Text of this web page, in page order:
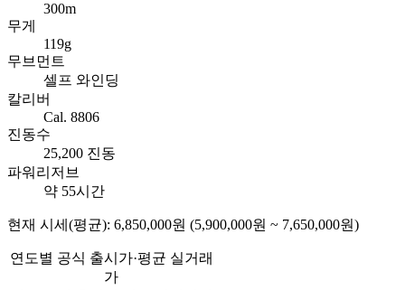
300m
무게
119g
무브먼트
셀프 와인딩
칼리버
Cal. 8806
진동수
25,200 진동
파워리저브
약 55시간
현재 시세(평균): 6,850,000원 (5,900,000원 ~ 7,650,000원)
연도별 공식 출시가·평균 실거래
가